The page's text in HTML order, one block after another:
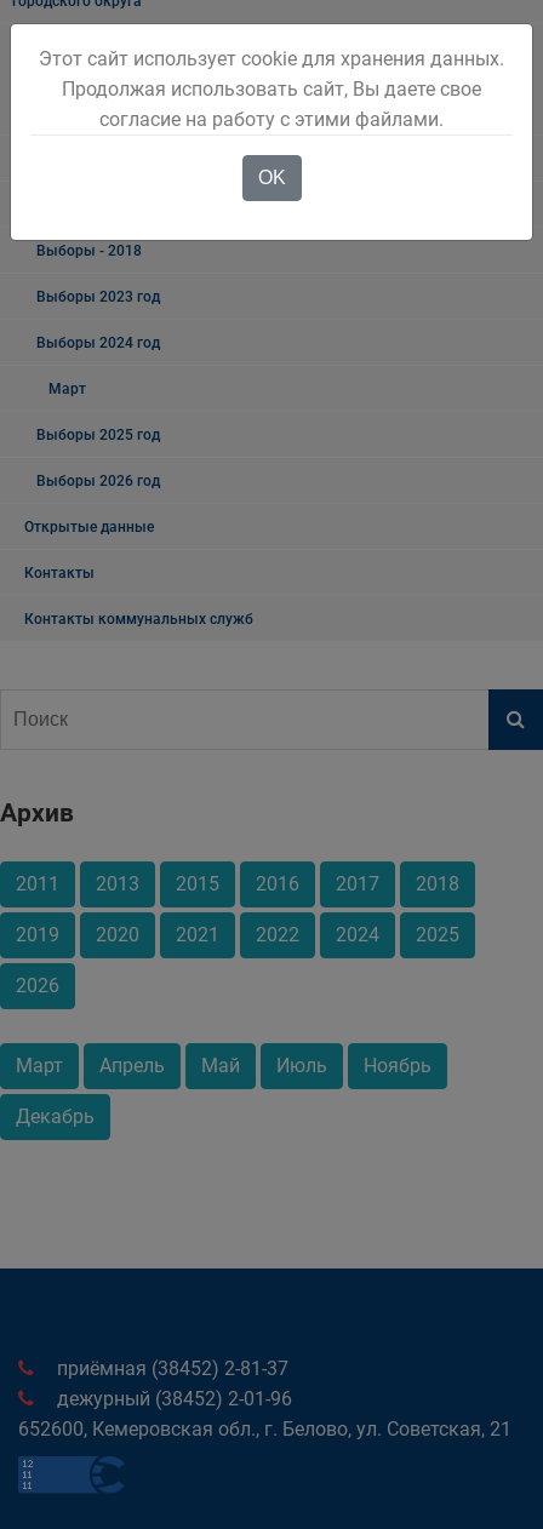
Информация о результатах проверок результативности
(экономности и эффективности) использования средств бюджета
Беловского городского округа
Выборы - 2018
Выборы 2023 год
Выборы 2024 год
Март
Выборы 2025 год
Выборы 2026 год
Открытые данные
Контакты
Контакты коммунальных служб
Архив
2011 2013 2015 2016 2017 2018
2019 2020 2021 2022 2024 2025
2026
Март Апрель Май Июль Ноябрь
Декабрь
приёмная (38452) 2-81-37
дежурный (38452) 2-01-96
652600, Кемеровская обл., г. Белово, ул. Советская, 21
Этот сайт использует cookie для хранения данных.
Продолжая использовать сайт, Вы даете свое
согласие на работу с этими файлами.
OK